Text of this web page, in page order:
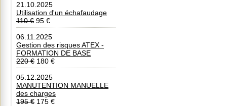
21.10.2025
Utilisation d'un échafaudage
110 € 95 €
06.11.2025
Gestion des risques ATEX -
FORMATION DE BASE
220 € 180 €
05.12.2025
MANUTENTION MANUELLE
des charges
195 € 175 €